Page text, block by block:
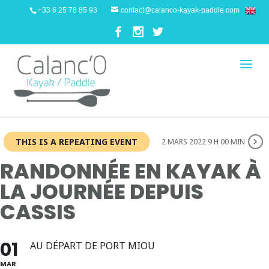
+33 6 25 78 85 93 contact@calanco-kayak-paddle.com
THIS IS A REPEATING EVENT 2 MARS 2022 9 H 00 MIN
RANDONNÉE EN KAYAK À
LA JOURNÉE DEPUIS
CASSIS
01
MAR
AU DÉPART DE PORT MIOU